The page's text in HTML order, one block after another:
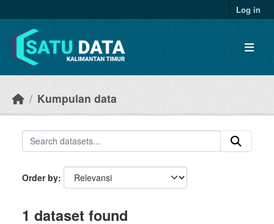
Log in
Kumpulan data
Order by
1 dataset found